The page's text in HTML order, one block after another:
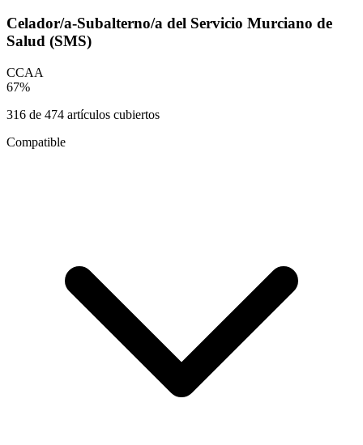
Celador/a-Subalterno/a del Servicio Murciano de
Salud (SMS)
CCAA
67%
316 de 474 artículos cubiertos
Compatible